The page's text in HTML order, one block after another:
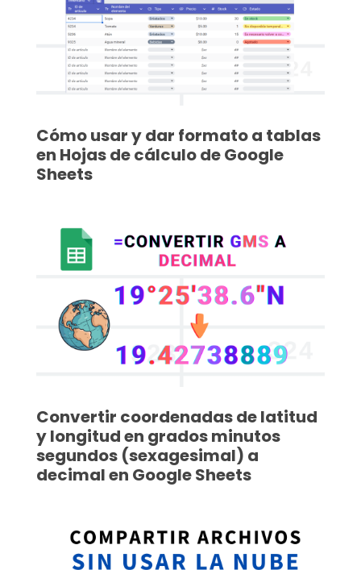
Cómo usar y dar formato a tablas
en Hojas de cálculo de Google
Sheets
Convertir coordenadas de latitud
y longitud en grados minutos
segundos (sexagesimal) a
decimal en Google Sheets